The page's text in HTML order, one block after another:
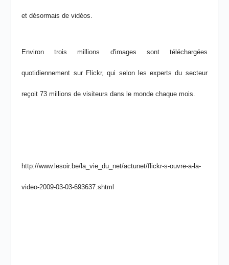
et désormais de vidéos.
Environ trois millions d'images sont téléchargées
quotidiennement sur Flickr, qui selon les experts du secteur
reçoit 73 millions de visiteurs dans le monde chaque mois.
http://www.lesoir.be/la_vie_du_net/actunet/flickr-s-ouvre-a-la-
video-2009-03-03-693637.shtml